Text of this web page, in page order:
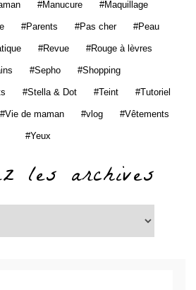
Manucure Maquillage
Parents Pas cher Peau
Revue Rouge à lèvres
Sepho Shopping
Stella & Dot Teint Tutoriel
Vie de maman vlog Vêtements
Yeux
les archives